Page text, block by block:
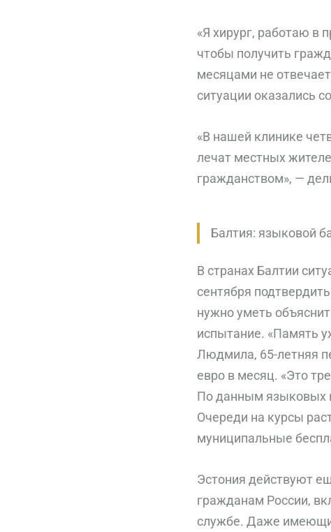
«Я хирург, работаю в
чтобы получить
месяцами не
ситуации оказались
«В нашей клинике
лечат местных
гражданством», —
Балтия: языковой
В странах Балтии
сентября
нужно уметь
испытание. «Память
Людмила, 65-летняя
евро в месяц. «Это
По данным языковых
Очереди на курсы
муниципальные
Эстония действуют
гражданам России,
службе. Даже